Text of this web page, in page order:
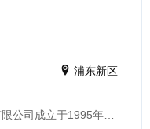
浦东新区
加工领域的技术优势，并自主开发了防盗、防弹玻璃系列产品，是公安部首批准予生产的企业之一。 ...